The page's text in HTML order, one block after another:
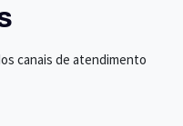
canais de atendimento